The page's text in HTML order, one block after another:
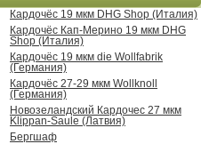
Кардочёс 19 мкм DHG Shop (Италия)
Кардочёс Кап-Мерино 19 мкм DHG
Shop (Италия)
Кардочёс 19 мкм die Wollfabrik
(Германия)
Кардочёс 27-29 мкм Wollknoll
(Германия)
Новозеландский Кардочес 27 мкм
Klippan-Saule (Латвия)
Бергшаф